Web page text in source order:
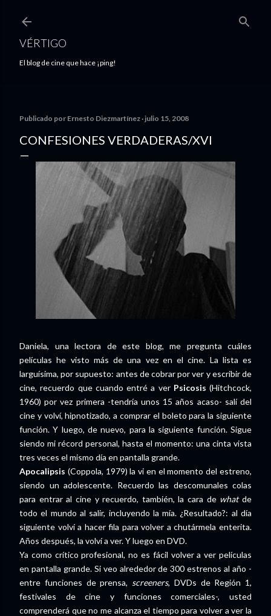
VÉRTIGO
El blog de cine que hace ¡ping!
Publicado por Ernesto Diezmartínez julio 15, 2008
CONFESIONES VERDADERAS/XVI
Daniela, una lectora de este blog, me pregunta cuáles
películas he visto más de una vez en el cine. La lista es
larguísima, por supuesto: antes de cobrar por ver y escribir de
cine, recuerdo que cuando entré a ver Psicosis (Hitchcock,
1960) por vez primera -tendría unos 15 años acaso- salí del
cine y volví, hipnotizado, a comprar el boleto para la siguiente
función. Y luego, de nuevo, para la siguiente función. Sigue
siendo mi récord personal, hasta el momento: una cinta vista
tres veces el mismo día en pantalla grande.
Apocalipsis (Coppola, 1979) la vi en el momento del estreno,
siendo un adolescente. Recuerdo las descomunales colas
para entrar al cine y recuerdo, también, la cara de whatde
todo el mundo al salir, incluyendo la mía. ¿Resultado?: al día
siguiente volví a hacer fila para volver a chutármela enterita.
Años después, la volví a ver. Y luego en DVD.
Ya como crítico profesional, no es fácil volver a ver películas
en pantalla grande. Si veo alrededor de 300 estrenos al año -
entre funciones de prensa, screeners, DVDs de Región 1,
festivales de cine y funciones comerciales-, usted
comprenderá que no me alcanza el tiempo para volver a ver la